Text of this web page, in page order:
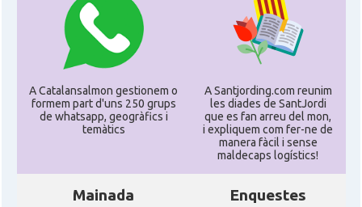
A Catalansalmon gestionem o
formem part d'uns 250 grups
de whatsapp, geogràfics i
temàtics
A Santjording.com reunim
les diades de SantJordi
que es fan arreu del mon,
i expliquem com fer-ne de
manera fàcil i sense
maldecaps logí­stics!
Mainada Enquestes